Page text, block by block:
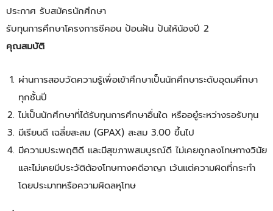
ประกาศ รับสมัครนักศึกษา
รับทุนการศึกษาโครงการซีคอน ป้อนฝัน ปันให้น้องปี 2
คุณสมบัติ
ผ่านการสอบวัดความรู้เพื่อเข้าศึกษาเป็นนักศึกษาระดับอุดมศึกษา
ทุกชั้นปี
ไม่เป็นนักศึกษาที่ได้รับทุนการศึกษาอื่นใด หรืออยู๋ระหว่างรอรับทุน
มีเรียนดี เฉลี่ยสะสม (GPAX) สะสม 3.00 ขึ้นไป
มีความประพฤติดี และมีสุขภาพสมบูรณ์ดี ไม่เคยถูกลงโทษทางวินัย
และไม่เคยมีประวัติต้องโทษทางคดีอาญา เว้นแต่ความผิดที่กระทำ
โดยประมาทหรือความผิดลหุโทษ